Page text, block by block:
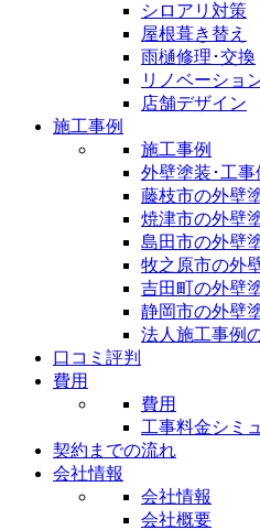
シロアリ対策
屋根葺き替え
雨樋修理･交換
リノベーショ
店舗デザイン
施工事例
施工事例
外壁塗装･工事
藤枝市の外壁
焼津市の外壁
島田市の外壁
牧之原市の外
吉田町の外壁
静岡市の外壁
法人施工事例
口コミ評判
費用
費用
工事料金シミ
契約までの流れ
会社情報
会社情報
会社概要